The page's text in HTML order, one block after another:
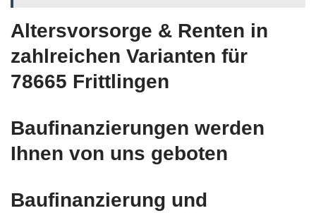
Altersvorsorge & Renten in
zahlreichen Varianten für
78665 Frittlingen
Baufinanzierungen werden
Ihnen von uns geboten
Baufinanzierung und